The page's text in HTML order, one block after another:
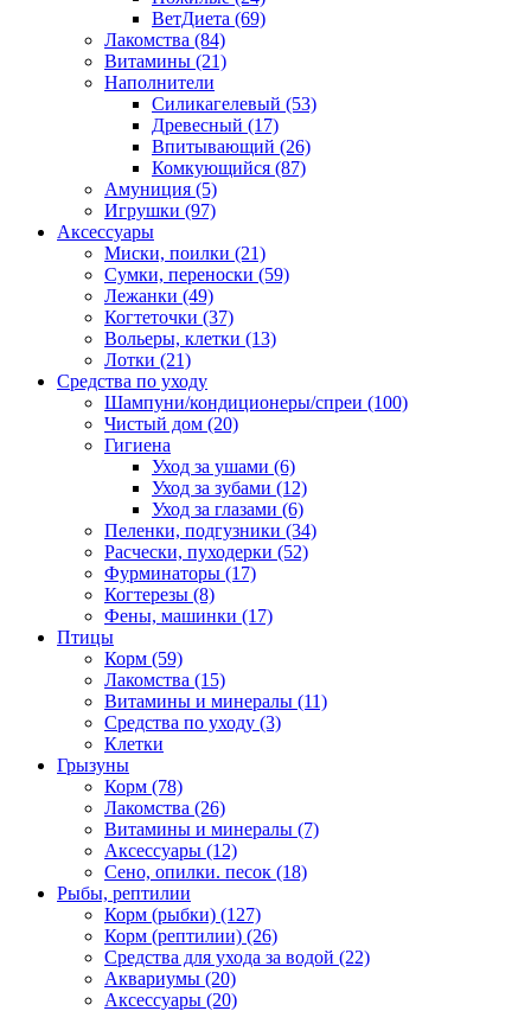
ВетДиета (69)
Лакомства (84)
Витамины (21)
Наполнители
Силикагелевый (53)
Древесный (17)
Впитывающий (26)
Комкующийся (87)
Амуниция (5)
Игрушки (97)
Аксессуары
Миски, поилки (21)
Сумки, переноски (59)
Лежанки (49)
Когтеточки (37)
Вольеры, клетки (13)
Лотки (21)
Средства по уходу
Шампуни/кондиционеры/спреи (100)
Чистый дом (20)
Гигиена
Уход за ушами (6)
Уход за зубами (12)
Уход за глазами (6)
Пеленки, подгузники (34)
Расчески, пуходерки (52)
Фурминаторы (17)
Когтерезы (8)
Фены, машинки (17)
Птицы
Корм (59)
Лакомства (15)
Витамины и минералы (11)
Средства по уходу (3)
Клетки
Грызуны
Корм (78)
Лакомства (26)
Витамины и минералы (7)
Аксессуары (12)
Сено, опилки. песок (18)
Рыбы, рептилии
Корм (рыбки) (127)
Корм (рептилии) (26)
Средства для ухода за водой (22)
Аквариумы (20)
Аксессуары (20)